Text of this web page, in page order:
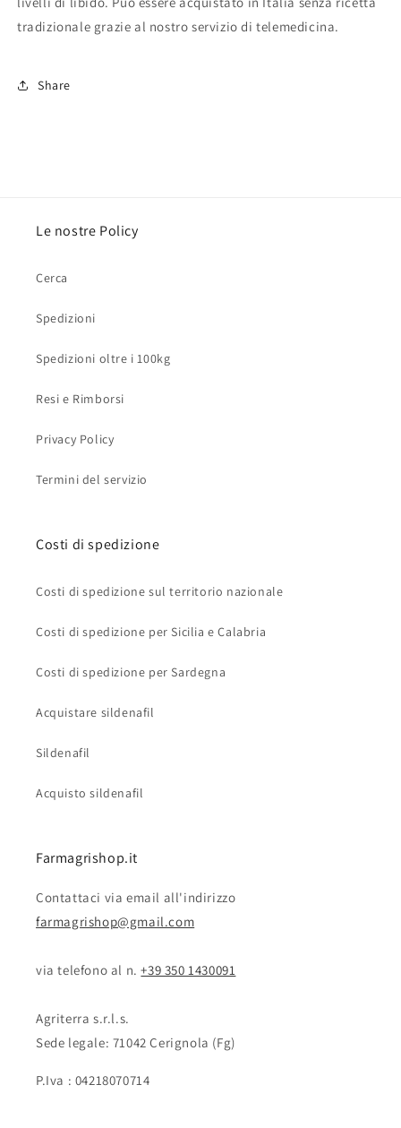
tradizionale grazie al nostro servizio di telemedicina.
Share
Le nostre Policy
Cerca
Spedizioni
Spedizioni oltre i 100kg
Resi e Rimborsi
Privacy Policy
Termini del servizio
Costi di spedizione
Costi di spedizione sul territorio nazionale
Costi di spedizione per Sicilia e Calabria
Costi di spedizione per Sardegna
Acquistare sildenafil
Sildenafil
Acquisto sildenafil
Farmagrishop.it
Contattaci via email all'indirizzo
farmagrishop@gmail.com
via telefono al n. ‭‭+39 350 1430091
Agriterra s.r.l.s.
Sede legale: 71042 Cerignola (Fg)
P.Iva : 04218070714